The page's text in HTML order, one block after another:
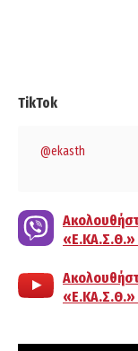
TikTok
@ekasth
«Ε.ΚΑ.Σ.Θ.»
«Ε.ΚΑ.Σ.Θ.»